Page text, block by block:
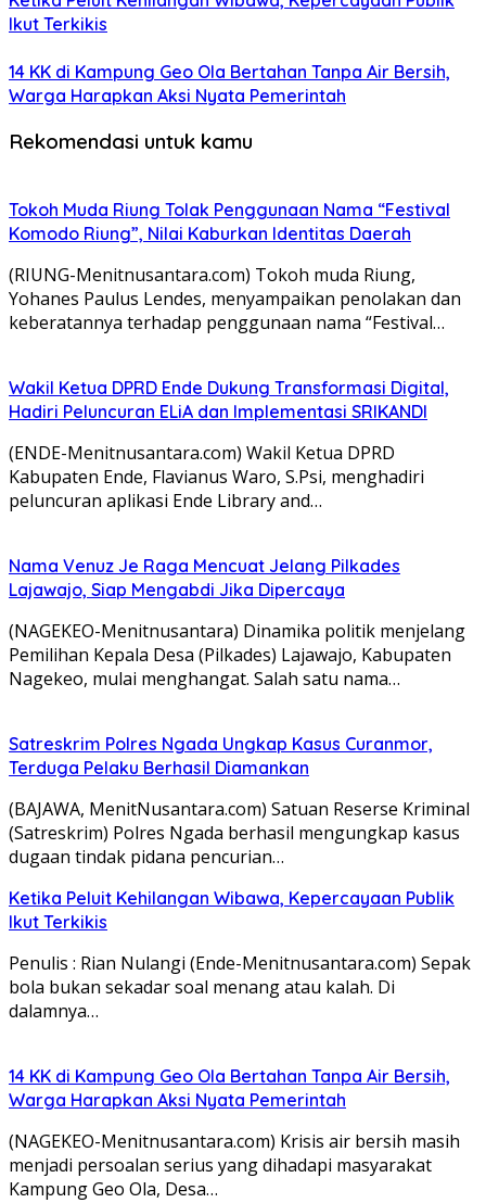
Ikut Terkikis
14 KK di Kampung Geo Ola Bertahan Tanpa Air Bersih,
Warga Harapkan Aksi Nyata Pemerintah
Rekomendasi untuk kamu
Tokoh Muda Riung Tolak Penggunaan Nama “Festival
Komodo Riung”, Nilai Kaburkan Identitas Daerah
(RIUNG-Menitnusantara.com) Tokoh muda Riung,
Yohanes Paulus Lendes, menyampaikan penolakan dan
keberatannya terhadap penggunaan nama “Festival…
Wakil Ketua DPRD Ende Dukung Transformasi Digital,
Hadiri Peluncuran ELiA dan Implementasi SRIKANDI
(ENDE-Menitnusantara.com) Wakil Ketua DPRD
Kabupaten Ende, Flavianus Waro, S.Psi, menghadiri
peluncuran aplikasi Ende Library and…
Nama Venuz Je Raga Mencuat Jelang Pilkades
Lajawajo, Siap Mengabdi Jika Dipercaya
(NAGEKEO-Menitnusantara) Dinamika politik menjelang
Pemilihan Kepala Desa (Pilkades) Lajawajo, Kabupaten
Nagekeo, mulai menghangat. Salah satu nama…
Satreskrim Polres Ngada Ungkap Kasus Curanmor,
Terduga Pelaku Berhasil Diamankan
(BAJAWA, MenitNusantara.com) Satuan Reserse Kriminal
(Satreskrim) Polres Ngada berhasil mengungkap kasus
dugaan tindak pidana pencurian…
Ketika Peluit Kehilangan Wibawa, Kepercayaan Publik
Ikut Terkikis
Penulis : Rian Nulangi (Ende-Menitnusantara.com) Sepak
bola bukan sekadar soal menang atau kalah. Di
dalamnya…
14 KK di Kampung Geo Ola Bertahan Tanpa Air Bersih,
Warga Harapkan Aksi Nyata Pemerintah
(NAGEKEO-Menitnusantara.com) Krisis air bersih masih
menjadi persoalan serius yang dihadapi masyarakat
Kampung Geo Ola, Desa…